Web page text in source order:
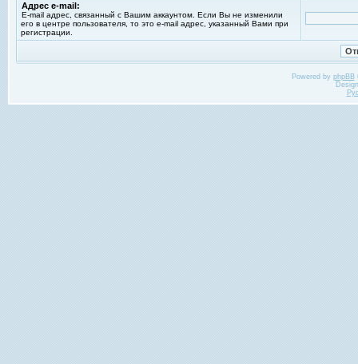
Адрес e-mail:
E-mail адрес, связанный с Вашим аккаунтом. Если Вы не изменили
его в центре пользователя, то это e-mail адрес, указанный Вами при
регистрации.
Powered by phpBB